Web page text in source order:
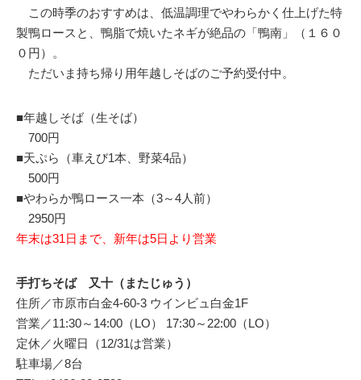
この時季のおすすめは、低温調理でやわらかく仕上げた特
製鴨ロースと、鴨脂で焼いたネギが絶品の「鴨南」（１６０
０円）。
ただいま持ち帰り用年越しそばのご予約受付中。
■年越しそば（生そば）
700円
■天ぷら（車えび1本、野菜4品）
500円
■やわらか鴨ロース一本（3～4人前）
2950円
年末は31日まで、新年は5日より営業
手打ちそば 又十（またじゅう）
住所／市原市白金4-60-3 ウインビュ白金1F
営業／11:30～14:00（LO） 17:30～22:00（LO）
定休／火曜日（12/31は営業）
駐車場／8台